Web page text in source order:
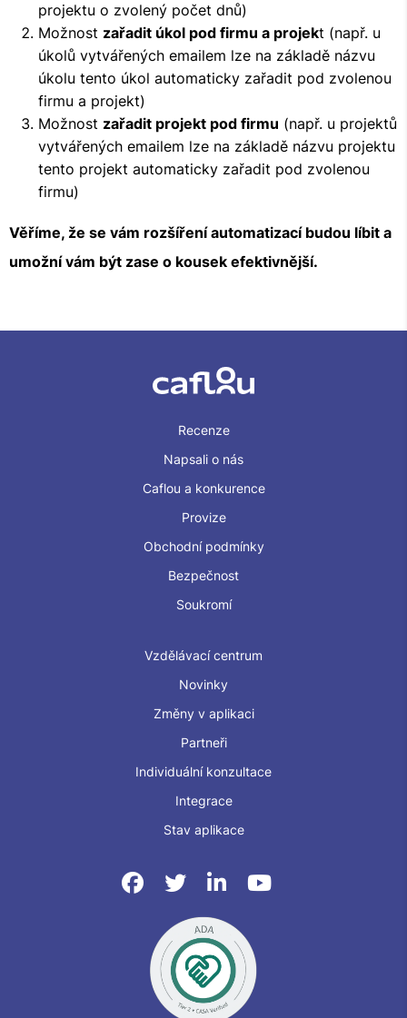
projektu o zvolený počet dnů)
Možnost zařadit úkol pod firmu a projekt (např. u
úkolů vytvářených emailem lze na základě názvu
úkolu tento úkol automaticky zařadit pod zvolenou
firmu a projekt)
Možnost zařadit projekt pod firmu (např. u projektů
vytvářených emailem lze na základě názvu projektu
tento projekt automaticky zařadit pod zvolenou
firmu)
Věříme, že se vám rozšíření automatizací budou líbit a
umožní vám být zase o kousek efektivnější.
Recenze
Napsali o nás
Caflou a konkurence
Provize
Obchodní podmínky
Bezpečnost
Soukromí
Vzdělávací centrum
Novinky
Změny v aplikaci
Partneři
Individuální konzultace
Integrace
Stav aplikace